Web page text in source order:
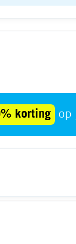
korting op